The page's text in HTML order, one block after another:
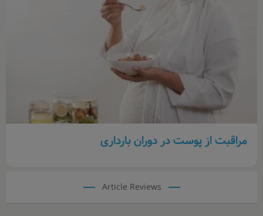
مراقبت از پوست در دوران بارداری
Article Reviews